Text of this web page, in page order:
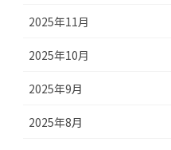
2025年11月
2025年10月
2025年9月
2025年8月